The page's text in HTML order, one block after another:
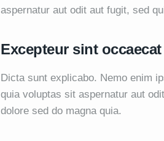
aspernatur aut odit aut fugit, sed
Excepteur sint
Dicta sunt explicabo. Nemo enim
quia voluptas sit aspernatur aut
dolore sed do magna quia.